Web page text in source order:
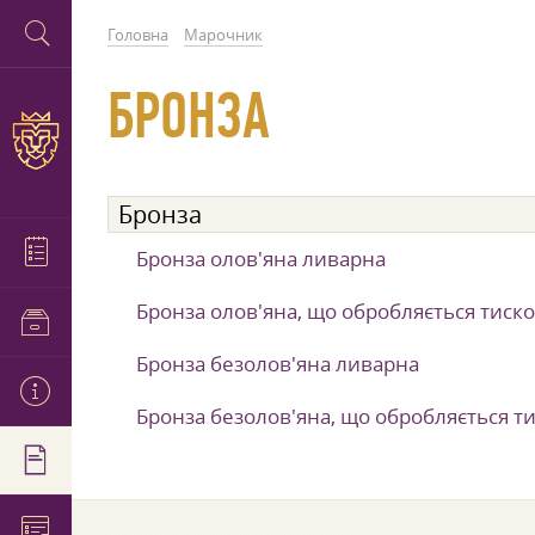
Головна Марочник
БРОНЗА
Бронза
Бронза олов'яна ливарна
Бронза олов'яна, що обробляється
Бронза безолов'яна ливарна
Бронза безолов'яна, що обробляється